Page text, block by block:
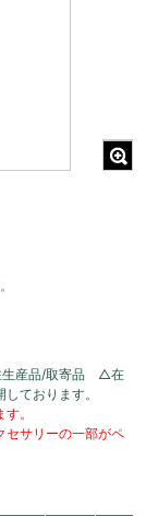
産品/取寄品 △在
ております。
。
セサリーの一部がペ